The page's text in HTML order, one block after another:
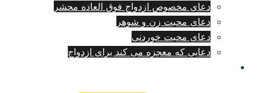
دعای مخصوص ازدواج فوق العاده محشر
دعای محبت زن و شوهر
دعای محبت خوردنی
دعایی که معجزه می کند برای ازدواج